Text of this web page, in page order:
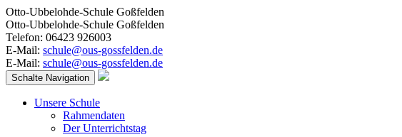
Otto-Ubbelohde-Schule Goßfelden
Otto-Ubbelohde-Schule Goßfelden
Telefon: 06423 926003
E-Mail: schule@ous-gossfelden.de
E-Mail: schule@ous-gossfelden.de
Schalte Navigation
Unsere Schule
Rahmendaten
Der Unterrichtstag